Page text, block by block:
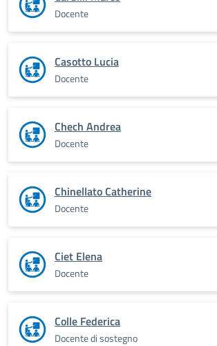
Docente
Casotto Lucia
Docente
Chech Andrea
Docente
Chinellato Catherine
Docente
Ciet Elena
Docente
Colle Federica
Docente di sostegno